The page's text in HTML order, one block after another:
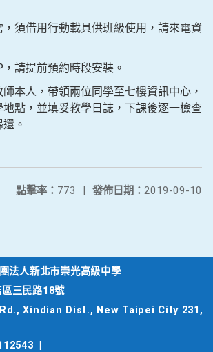
須借用行動載具供班級使用，請來電資
請提前預約時段安裝。
本人，帶領兩位同學至七樓資訊中心，
點，並填妥教學日誌，下課後逐一檢查
。
發佈日期： 2019-09-10
點擊率： 773 |
法人新北市崇光高級中學
三民路18號
Xindian Dist., New Taipei City 231,